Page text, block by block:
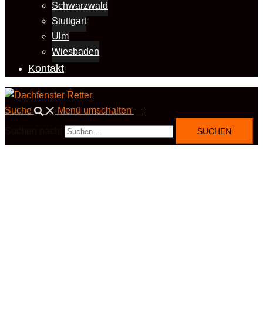
Schwarzwald
Stuttgart
Ulm
Wiesbaden
Kontakt
Suche Menü umschalten